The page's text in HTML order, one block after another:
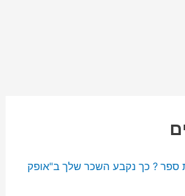
ספר ? כך נקבע השכר שלך ב"אופק